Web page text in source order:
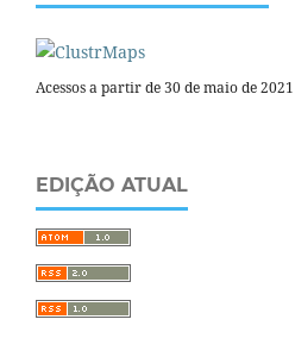
Acessos a partir de 30 de maio de 2021
EDIÇÃO ATUAL